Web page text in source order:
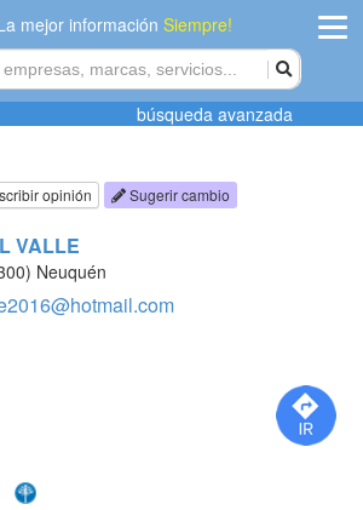
mejor informaciónSiempre!
Agregar
Tiendacores
búsqueda avanzada
opinión Sugerir cambio
VALLE
Neuquén